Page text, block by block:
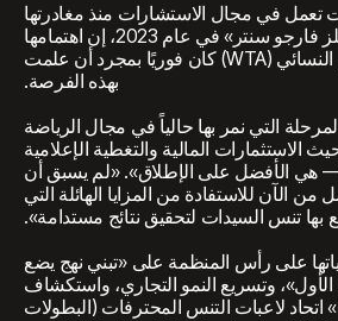
تعمل في مجال الاستشارات منذ مغادرتها
ملعب «فلايرز/ويلز فارجو سنتر» في عام 2023، إن اهتمامها
بالاتحاد الدولي للتنس النسائي (WTA) كان فوريًا بمجرد أن علمت
بهذه الفرصة.
التي نمر بها حالياً في مجال الرياضة
الاستثمارات المالية والتغطية الإعلامية
هي الأفضل على الإطلاق». «لم يسبق أن
الآن للاستفادة من المزايا الهائلة التي
بها تنس السيدات لتحقيق نتائج مستدامة».
على رأس المنظمة على «تبني نهج يضع
وتسريع النمو التجاري، واستكشاف
اتحاد لاعبات التنس المحترفات (البطولات